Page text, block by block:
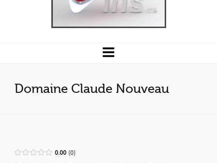
Domaine Claude Nouveau
0.00 0